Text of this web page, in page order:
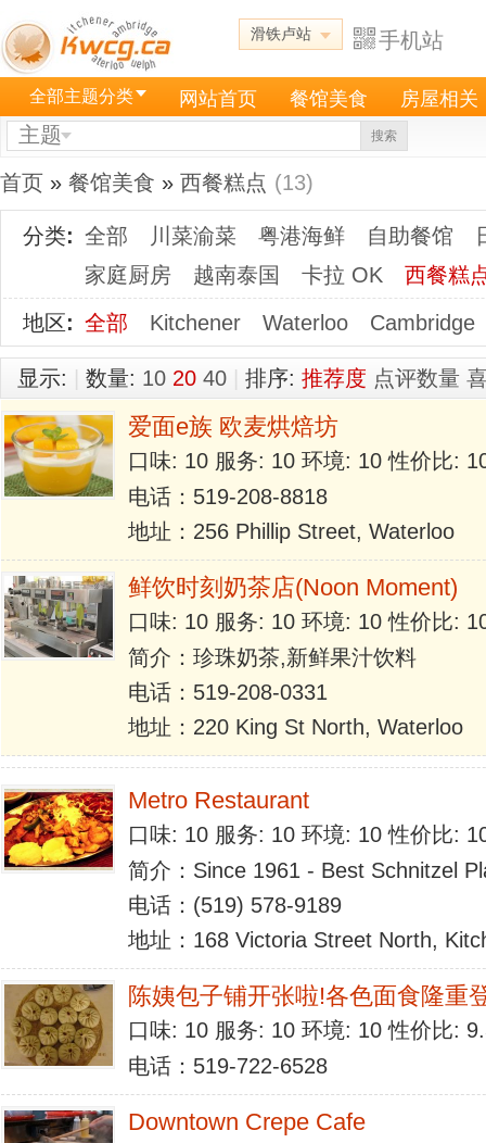
滑铁卢站 手机站
全部主题分类 网站首页 餐馆美食 房屋相关
主题 搜索
首页 » 餐馆美食 » 西餐糕点 (13)
分类: 全部 川菜渝菜 粤港海鲜 自助餐馆
家庭厨房
越南泰国 卡拉 OK
西餐糕
地区: 全部 Kitchener Waterloo Cambridge
显示: 数量: 10 20 40 排序: 推荐度 点评数量
爱面e族 欧麦烘焙坊
口味: 10 服务: 10 环境: 10 性价比:
电话：519-208-8818
地址：256 Phillip Street, Waterloo
鲜饮时刻奶茶店(Noon Moment)
口味: 10 服务: 10 环境: 10 性价比:
简介：珍珠奶茶,新鲜果汁饮料
电话：519-208-0331
地址：220 King St North, Waterloo
Metro Restaurant
口味: 10 服务: 10 环境: 10 性价比:
简介：Since 1961 - Best Schnitzel
电话：(519) 578-9189
地址：168 Victoria Street North,
陈姨包子铺开张啦!各色面食隆重
口味: 10 服务: 10 环境: 10 性价比:
电话：519-722-6528
Downtown Crepe Cafe